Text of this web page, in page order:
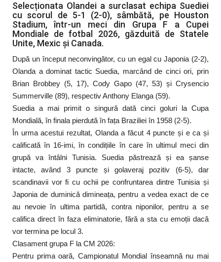
Selecționata Olandei a surclasat echipa Suediei
cu scorul de 5-1 (2-0), sâmbătă, pe Houston
Stadium, într-un meci din Grupa F a Cupei
Mondiale de fotbal 2026, găzduită de Statele
Unite, Mexic și Canada.
După un început neconvingător, cu un egal cu Japonia (2-2),
Olanda a dominat tactic Suedia, marcând de cinci ori, prin
Brian Brobbey (5, 17), Cody Gapo (47, 53) și Crysencio
Summerville (89), respectiv Anthony Elanga (59).
Suedia a mai primit o singură dată cinci goluri la Cupa
Mondială, în finala pierdută în fața Braziliei în 1958 (2-5).
În urma acestui rezultat, Olanda a făcut 4 puncte și e ca și
calificată în 16-imi, în condițiile în care în ultimul meci din
grupă va întâlni Tunisia. Suedia păstrează și ea șanse
intacte, având 3 puncte și golaveraj pozitiv (6-5), dar
scandinavii vor fi cu ochii pe confruntarea dintre Tunisia și
Japonia de duminică dimineața, pentru a vedea exact de ce
au nevoie în ultima partidă, contra niponilor, pentru a se
califica direct în faza eliminatorie, fără a sta cu emoții dacă
vor termina pe locul 3.
Clasament grupa F la CM 2026:
Pentru prima oară, Campionatul Mondial înseamnă nu mai